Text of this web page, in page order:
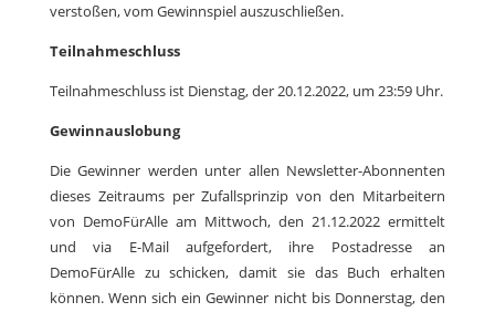
verstoßen, vom Gewinnspiel auszuschließen.
Teilnahmeschluss
Teilnahmeschluss ist Dienstag, der 20.12.2022, um 23:59 Uhr.
Gewinnauslobung
Die Gewinner werden unter allen Newsletter-Abonnenten
dieses Zeitraums per Zufallsprinzip von den Mitarbeitern
von DemoFürAlle am Mittwoch, den 21.12.2022 ermittelt
und via E-Mail aufgefordert, ihre Postadresse an
DemoFürAlle zu schicken, damit sie das Buch erhalten
können. Wenn sich ein Gewinner nicht bis Donnerstag, den